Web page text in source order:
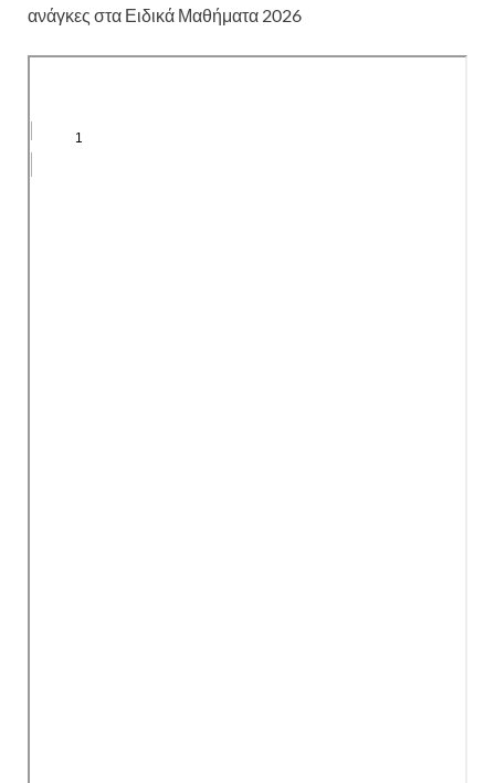
ανάγκες στα Ειδικά Μαθήματα 2026